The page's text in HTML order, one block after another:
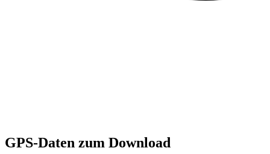
GPS-Daten zum Download